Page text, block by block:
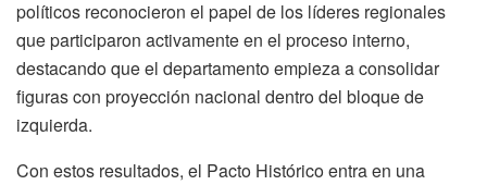
políticos reconocieron el papel de los líderes regionales
que participaron activamente en el proceso interno,
destacando que el departamento empieza a consolidar
figuras con proyección nacional dentro del bloque de
izquierda.
Con estos resultados, el Pacto Histórico entra en una